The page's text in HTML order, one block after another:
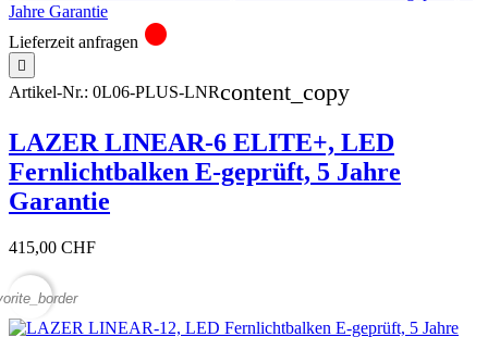
Lieferzeit anfragen circle

Artikel-Nr.: 0L06-PLUS-LNRcontent_copy
LAZER LINEAR-6 ELITE+, LED
Fernlichtbalken E-geprüft, 5 Jahre
Garantie
415,00 CHF